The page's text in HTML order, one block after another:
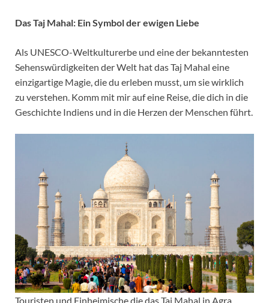
Das Taj Mahal: Ein Symbol der ewigen Liebe
Als UNESCO-Weltkulturerbe und eine der bekanntesten
Sehenswürdigkeiten der Welt hat das Taj Mahal eine
einzigartige Magie, die du erleben musst, um sie wirklich
zu verstehen. Komm mit mir auf eine Reise, die dich in die
Geschichte Indiens und in die Herzen der Menschen führt.
Touristen und Einheimische die das Taj Mahal in Agra